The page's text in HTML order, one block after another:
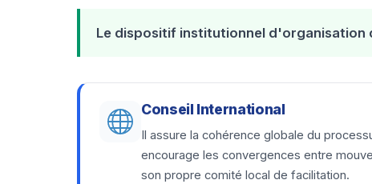
Le dispositif institutionnel d'organisation
Conseil International
Il assure la cohérence globale du
encourage les convergences entre
son propre comité local de facilitation.